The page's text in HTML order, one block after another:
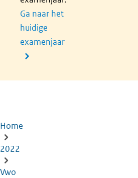
Ga naar het
huidige
examenjaar
Kruimelpad
Home
2022
Vwo